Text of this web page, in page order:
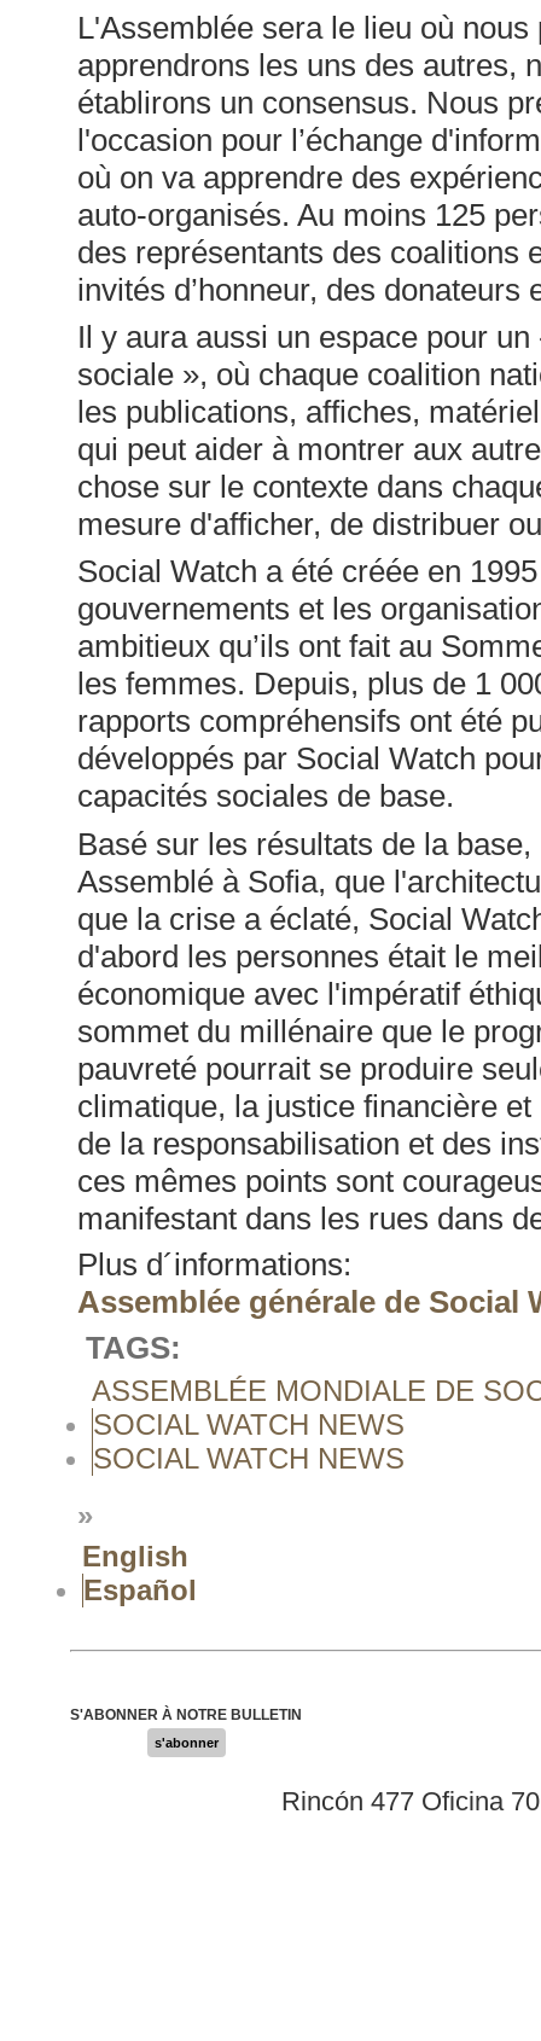
L'Assemblée sera le lieu où
apprendrons les uns des autres,
établirons un consensus. Nous
l'occasion pour l’échange
où on va apprendre des
auto-organisés. Au moins 125
des représentants des coalitions
invités d’honneur, des donateurs
Il y aura aussi un espace pour
sociale », où chaque coalition
les publications, affiches,
qui peut aider à montrer aux
chose sur le contexte dans
mesure d'afficher, de distribuer
Social Watch a été créée en
gouvernements et les
ambitieux qu’ils ont fait au
les femmes. Depuis, plus de 1
rapports compréhensifs ont été
développés par Social Watch
capacités sociales de base.
Basé sur les résultats de la
Assemblé à Sofia, que
que la crise a éclaté, Social
d'abord les personnes était le
économique avec l'impératif
sommet du millénaire que le
pauvreté pourrait se produire
climatique, la justice financière
de la responsabilisation et des
ces mêmes points sont
manifestant dans les rues dans
Plus d´informations:
Assemblée générale de Social
TAGS:
ASSEMBLÉE MONDIALE DE
SOCIAL WATCH NEWS
SOCIAL WATCH NEWS
»
English
Español
S'ABONNER À NOTRE BULLETIN
s'abonner
Rincón 477 Oficina